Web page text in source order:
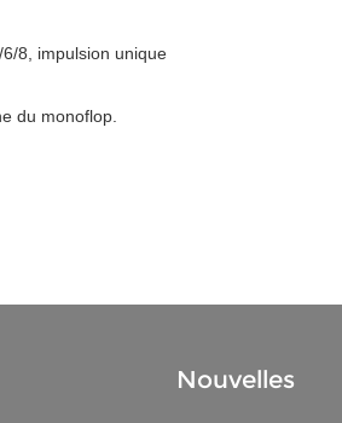
8, impulsion unique
du monoflop.
Nouvelles